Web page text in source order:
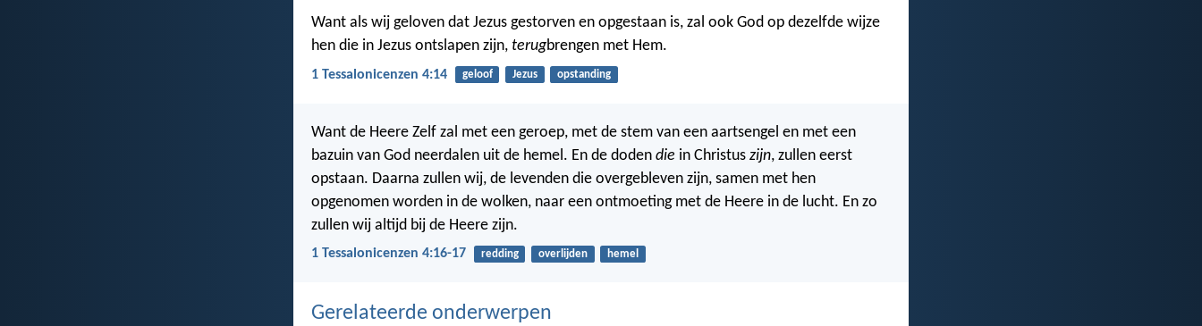
Want als wij geloven dat Jezus gestorven en opgestaan is, zal ook God op dezelfde wijze
hen die in Jezus ontslapen zijn, terugbrengen met Hem.
1 Tessalonicenzen 4:14 geloof Jezus opstanding
Want de Heere Zelf zal met een geroep, met de stem van een aartsengel en met een
bazuin van God neerdalen uit de hemel. En de doden die in Christus zijn, zullen eerst
opstaan. Daarna zullen wij, de levenden die overgebleven zijn, samen met hen
opgenomen worden in de wolken, naar een ontmoeting met de Heere in de lucht. En zo
zullen wij altijd bij de Heere zijn.
1 Tessalonicenzen 4:16-17 redding overlijden hemel
Gerelateerde onderwerpen